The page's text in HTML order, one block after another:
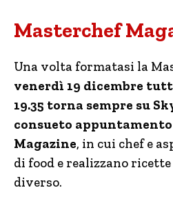
Masterchef
Una volta formatasi la
venerdì 19 dicembre
19.35 torna sempre su
consueto
Magazine, in cui chef e
di food e realizzano
diverso.